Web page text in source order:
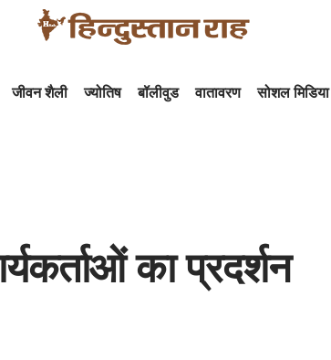
जीवन शैली ज्योतिष बॉलीवुड वातावरण सोशल मिडिया
का प्रदर्शन